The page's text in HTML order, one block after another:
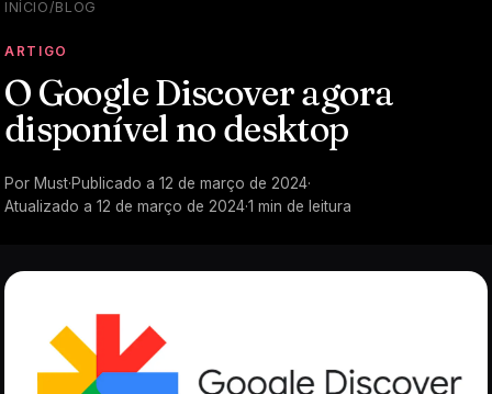
INÍCIO/BLOG
ARTIGO
O Google Discover agora
disponível no desktop
Por Must·Publicado a 12 de março de 2024·
Atualizado a 12 de março de 2024·1 min de leitura